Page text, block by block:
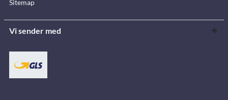
Sitemap
Vi sender med